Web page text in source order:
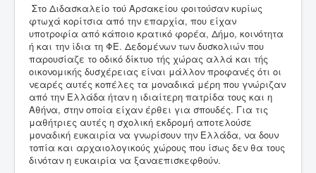
Διοίκηση της Φ.Ε.
Πρόεδροι της Φ.Ε.
Εκπαίδευση στη Φ.Ε.
Αρσακειάδες
Φ.Ε. και 1821
Ιστορικοί χάρτες
Μικρασιατικά
Στο Διδασκαλείο τού Αρσακείου φοιτούσαν κυρίως
φτωχά κορίτσια από την επαρχία, που είχαν
υποτροφία από κάποιο κρατικό φορέα, Δήμο, κοινότητα
ή και την ίδια τη ΦΕ. Δεδομένων των δυσκολιών που
παρουσίαζε το οδικό δίκτυο τής χώρας αλλά και τής
οικονομικής δυσχέρειας είναι μάλλον προφανές ότι οι
νεαρές αυτές κοπέλες τα μοναδικά μέρη που γνώριζαν
από την Ελλάδα ήταν η ιδιαίτερη πατρίδα τους και η
Αθήνα, στην οποία είχαν έρθει για σπουδές. Για τις
μαθήτριες αυτές η σχολική εκδρομή αποτελούσε
μοναδική ευκαιρία να γνωρίσουν την Ελλάδα, να δουν
τοπία και αρχαιολογικούς χώρους που ίσως δεν θα τους
δινόταν η ευκαιρία να ξαναεπισκεφθούν.